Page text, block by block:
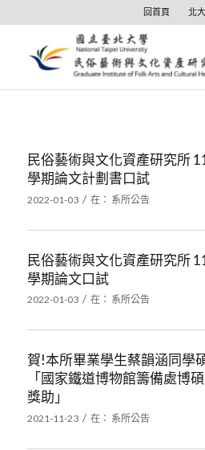
回首頁 北
民俗藝術與文化資產研究所
學期論文計劃書口試
2022-01-03 / 在： 系所公告
民俗藝術與文化資產研究所
學期論文口試
2022-01-03 / 在： 系所公告
賀!本所畢業學生蔡韻涵同學
「國家鐵道博物館籌備處博
獎助」
2021-11-23 / 在： 系所公告